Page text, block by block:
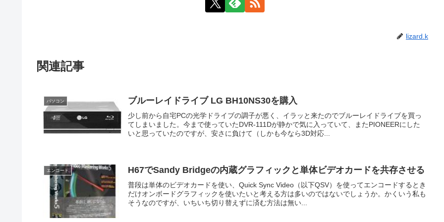
lizard.k
関連記事
パソコン ブルーレイドライブ LG BH10NS30を購入
少し前から自宅PCの光学ドライブの調子が悪く、イラッと来たのでブルーレイドライブを買っ
てしまいました。今まで使っていたDVR-111Dが静かで気に入っていて、またPIONEERにした
いと思っていたのですが、安さに負けて（しかも今なら3D対応...
エンコード H67でSandy Bridgeの内蔵グラフィックと単体ビデオカードを共存させる
普段は単体のビデオカードを使い、Quick Sync Video（以下QSV）を使ってエンコードするとき
だけオンボードグラフィックを使いたいと考える方は多いのではないでしょうか。かくいう私も
そうなのですが、いちいち切り替えずに済む方法は無い...